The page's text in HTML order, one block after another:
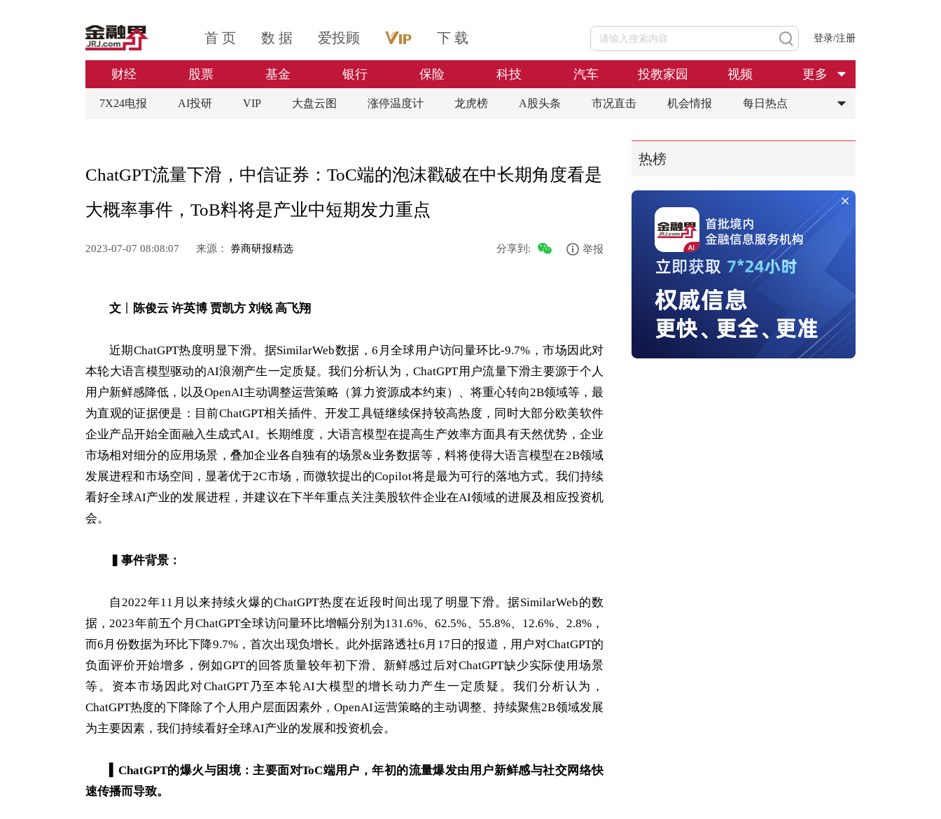
首 页 数 据 爱投顾 下 载 登录/注册
财经 股票 基金 银行 保险 科技 汽车 投教家园 视频 更多
7X24电报 AI投研 VIP 大盘云图 涨停温度计 龙虎榜 A股头条 市况直击 机会情报 每日热点
ChatGPT流量下滑，中信证券：ToC端的泡沫戳破在中长期角度看是
大概率事件，ToB料将是产业中短期发力重点
2023-07-07 08:08:07 来源： 券商研报精选 分享到: 举报
文 陈俊云 许英博 贾凯方 刘锐 高飞翔
近期ChatGPT热度明显下滑。据SimilarWeb数据，6月全球用户访问量环比-9.7%，市场因此对
本轮大语言模型驱动的AI浪潮产生一定质疑。我们分析认为，ChatGPT用户流量下滑主要源于个人
用户新鲜感降低，以及OpenAI主动调整运营策略（算力资源成本约束）、将重心转向2B领域等，最
为直观的证据便是：目前ChatGPT相关插件、开发工具链继续保持较高热度，同时大部分欧美软件
企业产品开始全面融入生成式AI。长期维度，大语言模型在提高生产效率方面具有天然优势，企业
市场相对细分的应用场景，叠加企业各自独有的场景&业务数据等，料将使得大语言模型在2B领域
发展进程和市场空间，显著优于2C市场，而微软提出的Copilot将是最为可行的落地方式。我们持续
看好全球AI产业的发展进程，并建议在下半年重点关注美股软件企业在AI领域的进展及相应投资机
会。
事件背景：
自2022年11月以来持续火爆的ChatGPT热度在近段时间出现了明显下滑。据SimilarWeb的数
据，2023年前五个月ChatGPT全球访问量环比增幅分别为131.6%、62.5%、55.8%、12.6%、2.8%，
而6月份数据为环比下降9.7%，首次出现负增长。此外据路透社6月17日的报道，用户对ChatGPT的
负面评价开始增多，例如GPT的回答质量较年初下滑、新鲜感过后对ChatGPT缺少实际使用场景
等。资本市场因此对ChatGPT乃至本轮AI大模型的增长动力产生一定质疑。我们分析认为，
ChatGPT热度的下降除了个人用户层面因素外，OpenAI运营策略的主动调整、持续聚焦2B领域发展
为主要因素，我们持续看好全球AI产业的发展和投资机会。
ChatGPT的爆火与困境：主要面对ToC端用户，年初的流量爆发由用户新鲜感与社交网络快
速传播而导致。
热榜